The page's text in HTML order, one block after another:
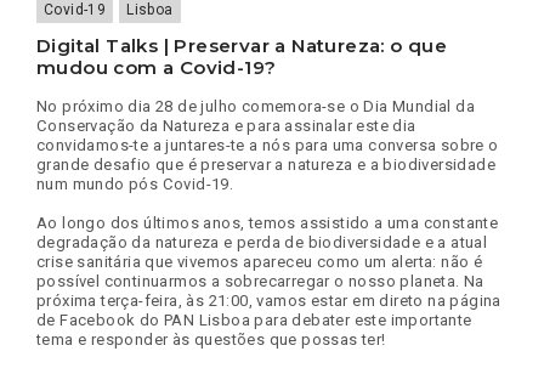
Covid-19
Lisboa
Digital Talks | Preservar a Natureza: o que
mudou com a Covid-19?
No próximo dia 28 de julho comemora-se o Dia Mundial da
Conservação da Natureza e para assinalar este dia
convidamos-te a juntares-te a nós para uma conversa sobre o
grande desafio que é preservar a natureza e a biodiversidade
num mundo pós Covid-19.
Ao longo dos últimos anos, temos assistido a uma constante
degradação da natureza e perda de biodiversidade e a atual
crise sanitária que vivemos apareceu como um alerta: não é
possível continuarmos a sobrecarregar o nosso planeta. Na
próxima terça-feira, às 21:00, vamos estar em direto na página
de Facebook do PAN Lisboa para debater este importante
tema e responder às questões que possas ter!